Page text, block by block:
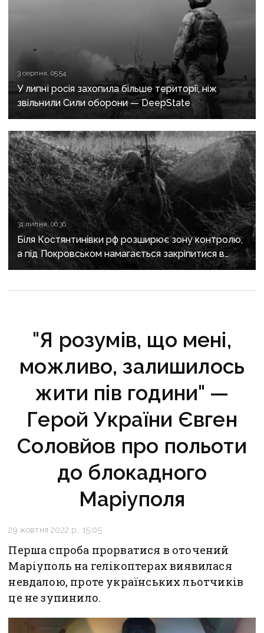
3 серпня, 05:54
У липні росія захопила більше території, ніж
звільнили Сили оборони — DeepState
31 липня, 06:36
Біля Костянтинівки рф розширює зону контролю,
а під Покровськом намагається закріпитися в
Білицькому
"Я розумів, що мені,
можливо, залишилось
жити пів години" —
Герой України Євген
Соловйов про польоти
до блокадного
Маріуполя
29 жовтня 2022 р., 15:05
Перша спроба прорватися в оточений
Маріуполь на гелікоптерах виявилася
невдалою, проте українських льотчиків
це не зупинило.